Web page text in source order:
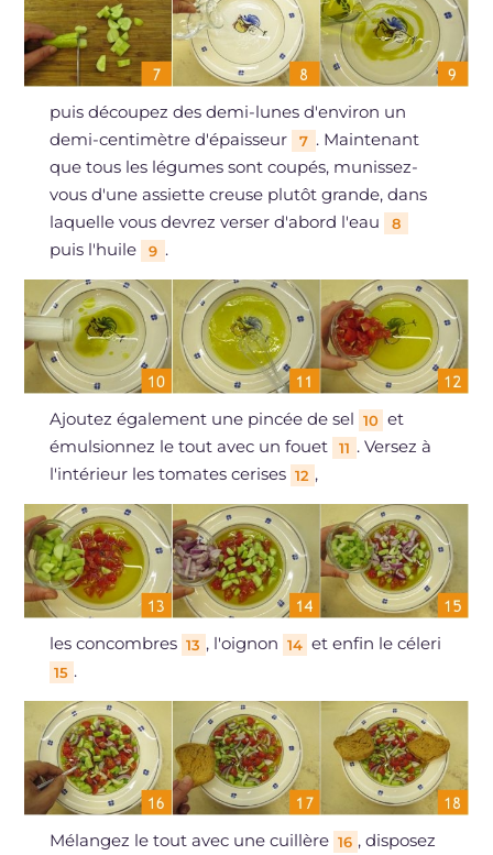
puis découpez des demi-lunes d'environ un
demi-centimètre d'épaisseur
7 . Maintenant
que tous les légumes sont coupés, munissez-
vous d'une assiette creuse plutôt grande, dans
laquelle vous devrez verser d'abord l'eau
8
puis l'huile 9 .
Ajoutez également une pincée de sel 10 et
émulsionnez le tout avec un fouet
11 . Versez à
l'intérieur les tomates cerises 12 ,
les concombres 13 , l'oignon 14 et enfin le céleri
15 .
Mélangez le tout avec une cuillère 16 , disposez